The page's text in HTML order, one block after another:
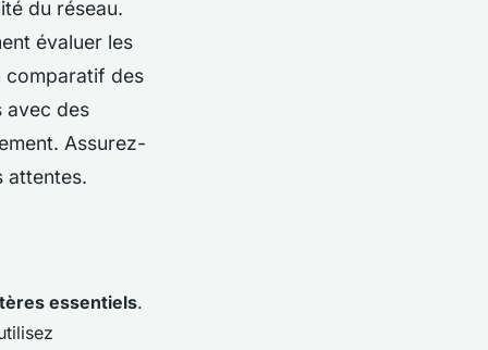
du réseau.
évaluer les
comparatif des
avec des
Assurez-
attentes.
essentiels.